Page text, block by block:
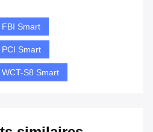
Smart
Smart
S8 Smart